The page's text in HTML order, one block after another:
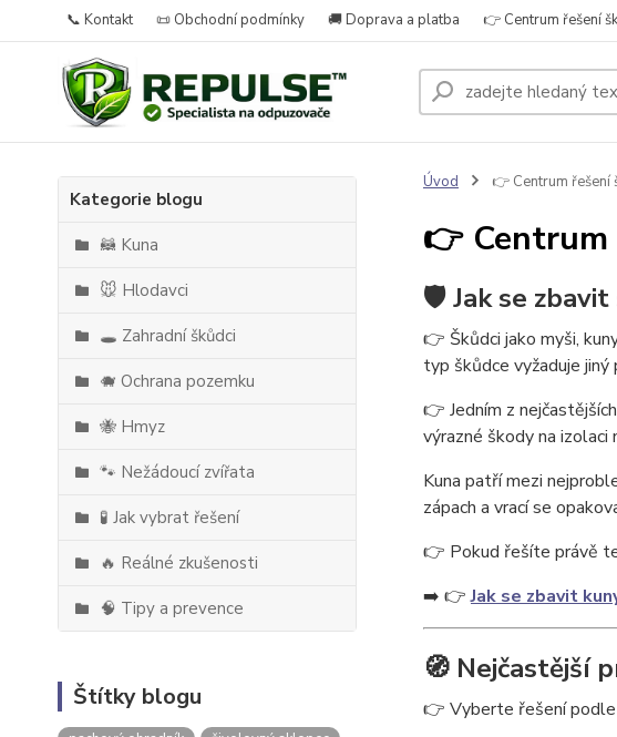
📞 Kontakt 📜 Obchodní podmínky 🚚 Doprava a platba 👉 Centrum řešení
Kategorie blogu
🦝 Kuna
🐭 Hlodavci
🕳️ Zahradní škůdci
🐗 Ochrana pozemku
🐝 Hmyz
🐾 Nežádoucí zvířata
🧪 Jak vybrat řešení
🔥 Reálné zkušenosti
🧠 Tipy a prevence
Štítky blogu
Úvod 👉 Centrum řešení
👉 Centrum
🛡️ Jak se zbavit
👉 Škůdci jako myši,
typ škůdce vyžaduje
👉 Jedním z
výrazné škody na izolaci
Kuna patří mezi
zápach a vrací se
👉 Pokud řešíte právě
➡️ 👉Jak se zbavit
🧭 Nejčastější
👉 Vyberte řešení